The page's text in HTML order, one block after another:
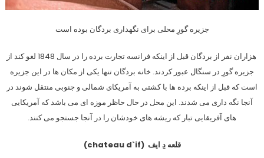
جزیره گورِ محلی برای نگهداری بردگان بوده است
هزاران نفر از بردگان قبل از اینکه فرانسه تجارت برده را در سال 1848 لغو کند از
جزیره گورِ در سنگال عبور کردند. خانه بردگان تنها یکی از مکان ها در این جزیره
است که قبل از اینکه برده ها با کشتی به آمریکای شمالی و جنوبی منتقل شوند در
آنجا نگه داری می شدند. این محل در حال حاظر موزه ای می باشد که آمریکایی
های آفریقایی تبار که ریشه های خودشان را در آنجا جستجو می کنند.
قلعه دِ ایف (chateau d`if)